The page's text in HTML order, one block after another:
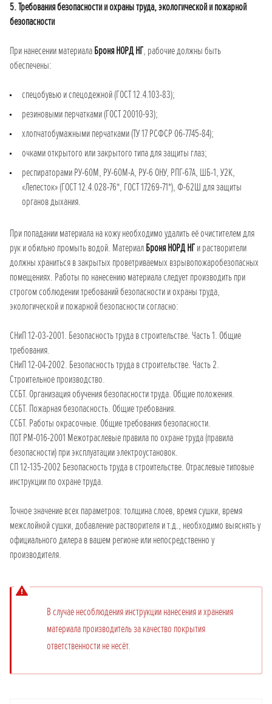
5. Требования безопасности и охраны труда, экологической и пожарной
безопасности
При нанесении материалаБроня НОРД НГ, рабочие должны быть
обеспечены:
спецобувью и спецодежной (ГОСТ 12.4.103-83);
резиновыми перчатками (ГОСТ 20010-93);
хлопчатобумажными перчатками (ТУ 17 РСФСР 06-7745-84);
очками открытого или закрытого типа для защиты глаз;
респираторами РУ-60М, РУ-60М-А, РУ-6 ОНУ, РПГ-67А, ШБ-1, У2К,
«Лепесток» (ГОСТ 12.4.028-76*, ГОСТ 17269-71*), Ф-62Ш для защиты
органов дыхания.
При попадании материала на кожу необходимо удалить её очистителем для
рук и обильно промыть водой. МатериалБроня НОРД НГи растворители
должны храниться в закрытых проветриваемых взрывопожаробезопасных
помещениях. Работы по нанесению материала следует производить при
строгом соблюдении требований безопасности и охраны труда,
экологической и пожарной безопасности согласно:
СНиП 12-03-2001. Безопасность труда в строительстве. Часть 1. Общие
требования.
СНиП 12-04-2002. Безопасность труда в строительстве. Часть 2.
Строительное производство.
ССБТ. Организация обучения безопасности труда. Общие положения.
ССБТ. Пожарная безопасность. Общие требования.
ССБТ. Работы окрасочные. Общие требования безопасности.
ПОТ РМ-016-2001 Межотраслевые правила по охране труда (правила
безопасности) при эксплуатации электроустановок.
СП 12-135-2002 Безопасность труда в строительстве. Отраслевые типовые
инструкции по охране труда.
Точное значение всех параметров: толщина слоев, время сушки, время
межслойной сушки, добавление растворителя и т.д., необходимо выяснять у
официального дилера в вашем регионе или непосредственно у
производителя.
В случае несоблюдения инструкции нанесения и хранения
материала производитель за качество покрытия
ответственности не несёт.